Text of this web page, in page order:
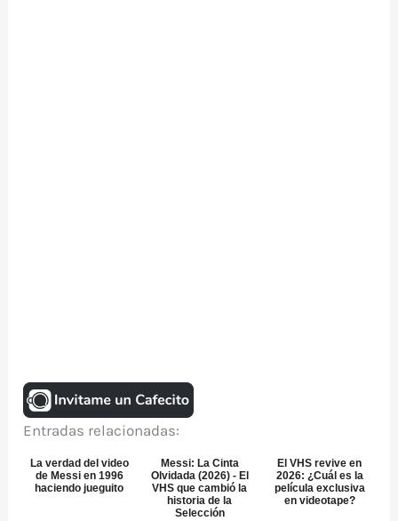
Entradas relacionadas:
La verdad del video
de Messi en 1996
haciendo jueguito
Messi: La Cinta
Olvidada (2026) - El
VHS que cambió la
historia de la
Selección
El VHS revive en
2026: ¿Cuál es la
película exclusiva
en videotape?